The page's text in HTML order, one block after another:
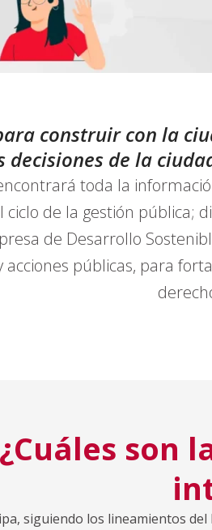
construir con la
decisiones de la
toda la
de la gestión pública;
de Desarrollo
acciones públicas, para
¿Cuáles son
siguiendo los lineamientos